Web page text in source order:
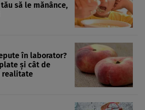
să le mănânce,
în laborator?
și cât de
realitate